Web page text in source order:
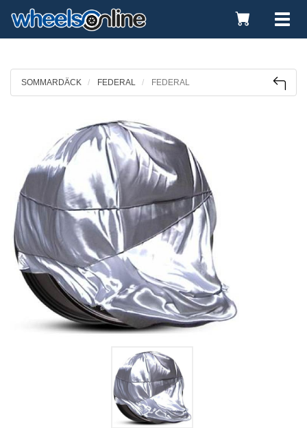
Toggle
Cart
SOMMARDÄCK FEDERAL FEDERAL